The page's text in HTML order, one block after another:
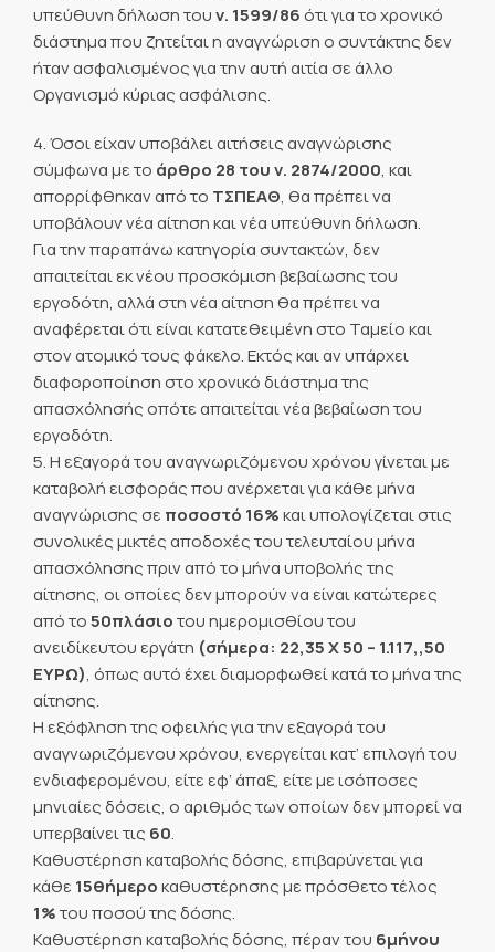
υπεύθυνη δήλωση τουν. 1599/86 ότι για το χρονικό
διάστημα που ζητείται η αναγνώριση ο συντάκτης δεν
ήταν ασφαλισμένος για την αυτή αιτία σε άλλο
Οργανισμό κύριας ασφάλισης.
4. Όσοι είχαν υποβάλει αιτήσεις αναγνώρισης
σύμφωνα με το άρθρο 28 του ν. 2874/2000, και
απορρίφθηκαν από το ΤΣΠΕΑΘ, θα πρέπει να
υποβάλουν νέα αίτηση και νέα υπεύθυνη δήλωση.
Για την παραπάνω κατηγορία συντακτών, δεν
απαιτείται εκ νέου προσκόμιση βεβαίωσης του
εργοδότη, αλλά στη νέα αίτηση θα πρέπει να
αναφέρεται ότι είναι κατατεθειμένη στο Ταμείο και
στον ατομικό τους φάκελο. Εκτός και αν υπάρχει
διαφοροποίηση στο χρονικό διάστημα της
απασχόλησής οπότε απαιτείται νέα βεβαίωση του
εργοδότη.
5. Η εξαγορά του αναγνωριζόμενου χρόνου γίνεται με
καταβολή εισφοράς που ανέρχεται για κάθε μήνα
αναγνώρισης σε ποσοστό 16%και υπολογίζεται στις
συνολικές μικτές αποδοχές του τελευταίου μήνα
απασχόλησης πριν από το μήνα υποβολής της
αίτησης, οι οποίες δεν μπορούν να είναι κατώτερες
από το50πλάσιοτου ημερομισθίου του
ανειδίκευτου εργάτη (σήμερα: 22,35 Χ 50 – 1.117,,50
ΕΥΡΩ), όπως αυτό έχει διαμορφωθεί κατά το μήνα της
αίτησης.
Η εξόφληση της οφειλής για την εξαγορά του
αναγνωριζόμενου χρόνου, ενεργείται κατ’ επιλογή του
ενδιαφερομένου, είτε εφ’ άπαξ, είτε με ισόποσες
μηνιαίες δόσεις, ο αριθμός των οποίων δεν μπορεί να
υπερβαίνει τις 60.
Καθυστέρηση καταβολής δόσης, επιβαρύνεται για
κάθε 15θήμεροκαθυστέρησης με πρόσθετο τέλος
1%του ποσού της δόσης.
Καθυστέρηση καταβολής δόσης, πέραν του 6μήνου